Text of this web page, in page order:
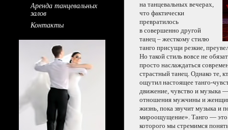
Аренда танцевальных
залов
Контакты
на танцевальных вечерах,
что фактически
превратилось
в совершенно другой
танец – жесткому стилю
танго присущи резкие,
Но такой стиль вовсе не
просто наслаждаться
страстный танец. Однако те,
ощутил настоящее танго-
движение, чувство и музыка —
отношения мужчины и
жизнь, пока звучит музыка и
мироощущение». Танго — это
которого мы стремимся